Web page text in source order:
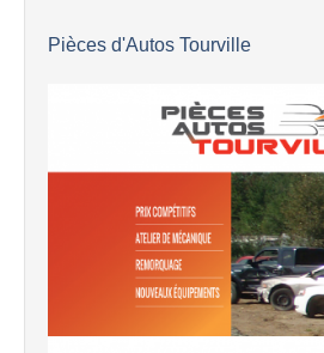
Pièces d'Autos Tourville